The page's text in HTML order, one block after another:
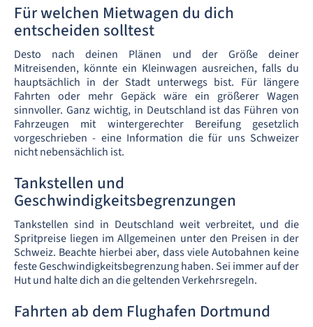
Für welchen Mietwagen du dich
entscheiden solltest
Desto nach deinen Plänen und der Größe deiner
Mitreisenden, könnte ein Kleinwagen ausreichen, falls du
hauptsächlich in der Stadt unterwegs bist. Für längere
Fahrten oder mehr Gepäck wäre ein größerer Wagen
sinnvoller. Ganz wichtig, in Deutschland ist das Führen von
Fahrzeugen mit wintergerechter Bereifung gesetzlich
vorgeschrieben - eine Information die für uns Schweizer
nicht nebensächlich ist.
Tankstellen und
Geschwindigkeitsbegrenzungen
Tankstellen sind in Deutschland weit verbreitet, und die
Spritpreise liegen im Allgemeinen unter den Preisen in der
Schweiz. Beachte hierbei aber, dass viele Autobahnen keine
feste Geschwindigkeitsbegrenzung haben. Sei immer auf der
Hut und halte dich an die geltenden Verkehrsregeln.
Fahrten ab dem Flughafen Dortmund